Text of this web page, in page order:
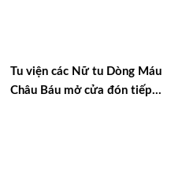
Tu viện các Nữ tu Dòng Máu
Châu Báu mở cửa đón tiếp